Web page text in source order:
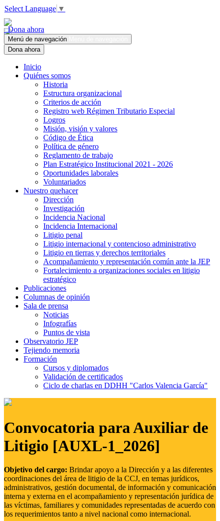
Select Language ▼
Dona ahora
Menú de navegación
Dona ahora
Inicio
Quiénes somos
Historia
Estructura organizacional
Criterios de acción
Registro web Régimen Tributario Especial
Logros
Misión, visión y valores
Código de Ética
Política de género
Reglamento de trabajo
Plan Estratégico Institucional 2021 - 2026
Oportunidades laborales
Voluntariados
Nuestro quehacer
Dirección
Investigación
Incidencia Nacional
Incidencia Internacional
Litigio penal
Litigio internacional y contencioso administrativo
Litigio en tierras y derechos territoriales
Acompañamiento y representación común ante la JEP
Fortalecimiento a organizaciones sociales en litigio
estratégico
Publicaciones
Columnas de opinión
Sala de prensa
Noticias
Infografías
Puntos de vista
Observatorio JEP
Tejiendo memoria
Formación
Cursos y diplomados
Validación de certificados
Ciclo de charlas en DDHH "Carlos Valencia García"
Convocatoria para Auxiliar de
Litigio [AUXL-1_2026]
Objetivo del cargo: Brindar apoyo a la Dirección y a las diferentes
coordinaciones del área de litigio de la CCJ, en temas jurídicos,
administrativos, gestión documental, de información y comunicación
interna y externa en el acompañamiento y representación jurídica de
las víctimas, familiares y comunidades representadas de acuerdo con
los requerimientos tanto a nivel nacional como internacional.